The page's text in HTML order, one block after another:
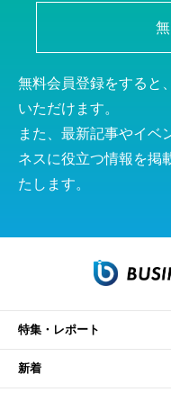
無料会員登録をすると
いただけます。
また、最新記事やイベ
ネスに役立つ情報を掲
たします。
特集・レポート
新着